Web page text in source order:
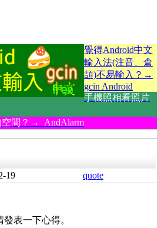
覺得Android中文
輸入法(注音、倉
頡)不易輸入？→
gcin Android
手機照相看照片
空間？→ AndAlarm
19 quote
發表一下心得。